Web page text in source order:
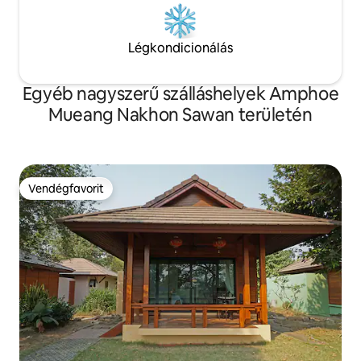
Légkondicionálás
Egyéb nagyszerű szálláshelyek Amphoe
Mueang Nakhon Sawan területén
Vendégfavorit
Vendégfavorit